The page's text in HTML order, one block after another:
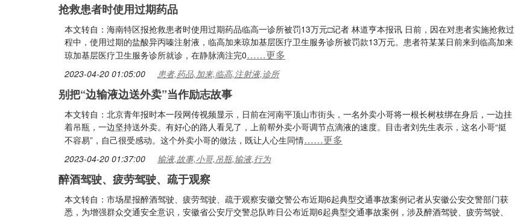
抢救患者时使用过期药品
本文转自：海南特区报抢救患者时使用过期药品临高一诊所被罚13万元□记者 林道亨本报讯 日前，因在对患者实施抢救过
程中，使用过期的盐酸异丙嗪注射液，临高加来琼加基层医疗卫生服务诊所被罚款13万元。患者符某某日前来到临高加来
琼加基层医疗卫生服务诊所就诊，在静脉滴注完0……更多
2023-04-20 01:05:00 患者,药品,加来,临高,注射液,诊所
别把“边输液边送外卖”当作励志故事
本文转自：北京青年报时本一段网传视频显示，日前在河南平顶山市街头，一名外卖小哥将一根长树枝绑在身后，一边挂
着吊瓶，一边坚持送外卖。有好心的路人看见了，上前帮外卖小哥调节点滴液的速度。目击者刘先生表示，这名小哥“挺
不容易”，自己很受感动。这个外卖小哥的做法，既让人心生同情……更多
2023-04-20 01:37:00 输液,故事,小哥,吊瓶,输液,行为
醉酒驾驶、疲劳驾驶、疏于观察
本文转自：市场星报醉酒驾驶、疲劳驾驶、疏于观察安徽交警公布近期6起典型交通事故案例记者从安徽公安交警部门获
悉，为增强群众交通安全意识，安徽省公安厅交警总队昨日公布近期6起典型交通事故案例，涉及醉酒驾驶、疲劳驾驶、